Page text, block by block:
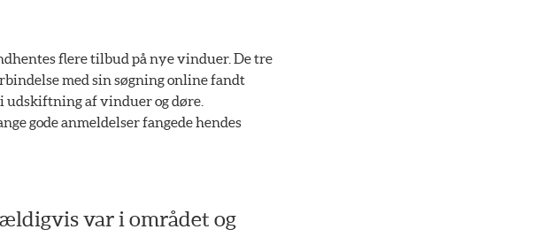
flere tilbud på nye vinduer. De tre
med sin søgning online fandt
udskiftning af vinduer og døre.
gode anmeldelser fangede hendes
var i området og